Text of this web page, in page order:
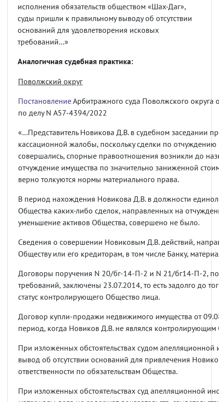
исполнения обязательств обществом «Шах-Даг»,
суды пришли к правильному выводу об отсутствии
оснований для удовлетворения исковых
требований…»
Аналогичная судебная практика:
Поволжский округ
ПостановлениеАрбитражного суда Поволжского
по делу N А57-4394/2022
«…Представитель Новикова Д.В. в судебном заседании
кассационной жалобы, поскольку сделки по
совершались, спорные правоотношения возникли до
отчуждение имущества по значительно заниженной
верно толкуются нормы материального права.
В период нахождения Новикова Д.В. в должности
Общества каких-либо сделок, направленных на
уменьшение активов Общества, совершено не было.
Сведения о совершении Новиковым Д.В. действий,
Обществу или его кредиторам, в том числе Банку,
Договоры поручения N 20/бг-14-П-2 и N 21/бг14-П-2,
требований, заключены 23.07.2014, то есть задолго до
статус контролирующего Общество лица.
Договор купли-продажи недвижимого имущества от
период, когда Новиков Д.В. не являлся
При изложенных обстоятельствах судом
вывод об отсутствии оснований для привлечения
ответственности по обязательствам Общества.
При изложенных обстоятельствах суд апелляционной